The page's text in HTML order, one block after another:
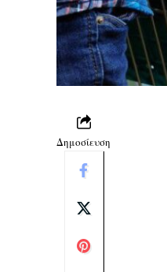
Δημοσίευση